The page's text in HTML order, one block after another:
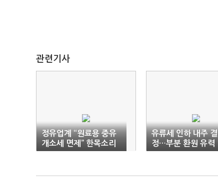
관련기사
정유업계 “원료용 중유
개소세 면제” 한목소리
유류세 인하 내주 결
정…부분 환원 유력